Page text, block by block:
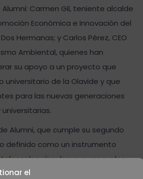
el
Carmen Gil, teniente alcalde
Económica e Innovación del
Hermanas; y Carlos Pérez, CEO
Ambiental, quienes han
su apoyo a un proyecto que
universitario de la Olavide y que
para las nuevas generaciones
Alumni, que cumple su segundo
definido como un instrumento
los vínculos que unen a los
y es fruto del compromiso